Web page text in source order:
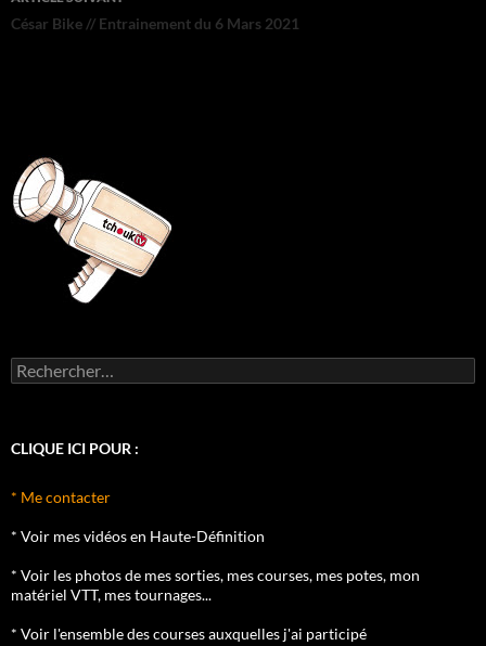
César Bike // Entrainement du 6 Mars 2021
Rechercher :
CLIQUE ICI POUR :
* Me contacter
* Voir mes vidéos en Haute-Définition
* Voir les photos de mes sorties, mes courses, mes potes, mon
matériel VTT, mes tournages...
* Voir l'ensemble des courses auxquelles j'ai participé